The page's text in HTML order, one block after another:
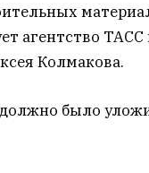
агентство
Колмакова.
было